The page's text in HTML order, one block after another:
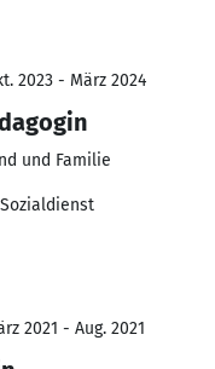
2023 - März 2024
und Familie
2021 - Aug. 2021